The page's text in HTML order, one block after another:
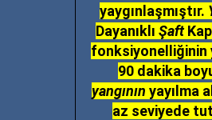
yaygınlaşmıştır.
Dayanıklı Şaft
fonksiyonelliğinin
90 dakika
yangının yayılma
az seviyede